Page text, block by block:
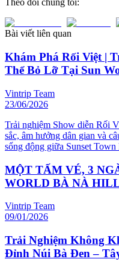
Theo dõi chúng tôi:
Bài viết liên quan
Khám Phá Rối Việt |
Thể Bỏ Lỡ Tại Sun
Vintrip Team
23/06/2026
Trải nghiệm Show diễn Rối
sắc, âm hưởng dân gian và
sống động giữa Sunset Town
MỘT TẤM VÉ, 3
WORLD BÀ NÀ
Vintrip Team
09/01/2026
Trải Nghiệm Không
Đỉnh Núi Bà Đen –